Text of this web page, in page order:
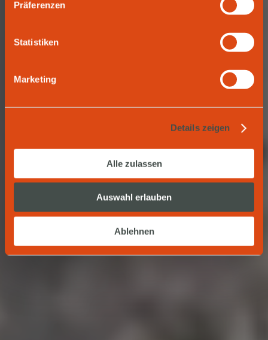
Präferenzen
Statistiken
Marketing
Details zeigen
Alle zulassen
Auswahl erlauben
Ablehnen